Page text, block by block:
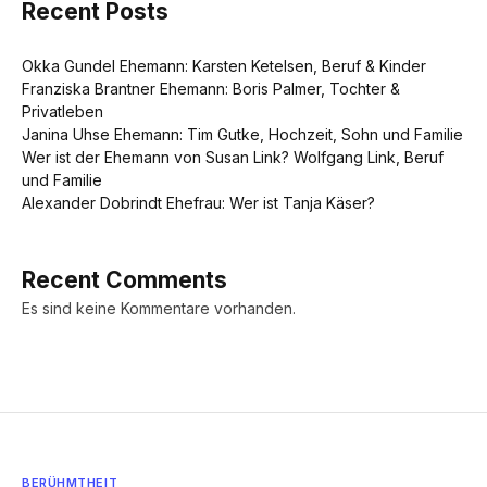
Recent Posts
Okka Gundel Ehemann: Karsten Ketelsen, Beruf & Kinder
Franziska Brantner Ehemann: Boris Palmer, Tochter &
Privatleben
Janina Uhse Ehemann: Tim Gutke, Hochzeit, Sohn und Familie
Wer ist der Ehemann von Susan Link? Wolfgang Link, Beruf
und Familie
Alexander Dobrindt Ehefrau: Wer ist Tanja Käser?
Recent Comments
Es sind keine Kommentare vorhanden.
BERÜHMTHEIT